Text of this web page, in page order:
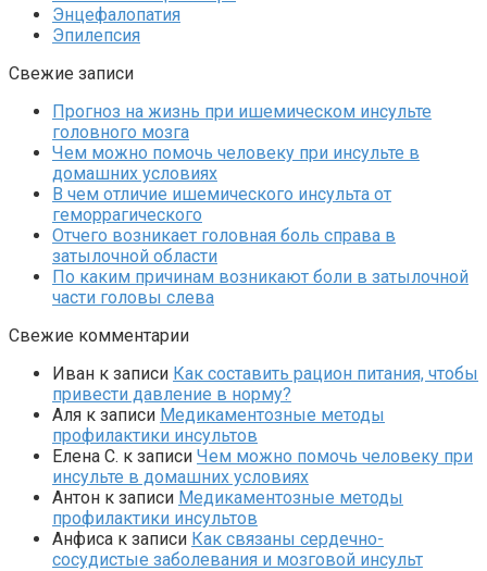
Энцефалопатия
Эпилепсия
Свежие записи
Прогноз на жизнь при ишемическом инсульте
головного мозга
Чем можно помочь человеку при инсульте в
домашних условиях
В чем отличие ишемического инсульта от
геморрагического
Отчего возникает головная боль справа в
затылочной области
По каким причинам возникают боли в затылочной
части головы слева
Свежие комментарии
Иван к записи Как составить рацион питания, чтобы
привести давление в норму?
Аля к записи Медикаментозные методы
профилактики инсультов
Елена С. к записи Чем можно помочь человеку при
инсульте в домашних условиях
Антон к записи Медикаментозные методы
профилактики инсультов
Анфиса к записи Как связаны сердечно-
сосудистые заболевания и мозговой инсульт